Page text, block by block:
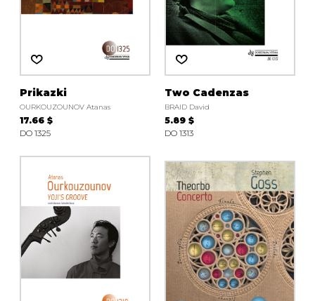
Prikazki
OURKOUZOUNOV Atanas
17.66 $
DO 1325
Two Cadenzas
BRAID David
5.89 $
DO 1313